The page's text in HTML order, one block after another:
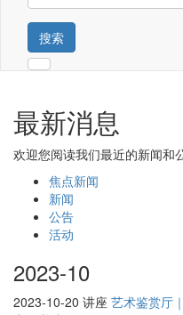
搜索
最新消息
欢迎您阅读我们最近的新闻和
焦点新闻
新闻
公告
活动
2023-10
2023-10-20 讲座 艺术鉴赏厅